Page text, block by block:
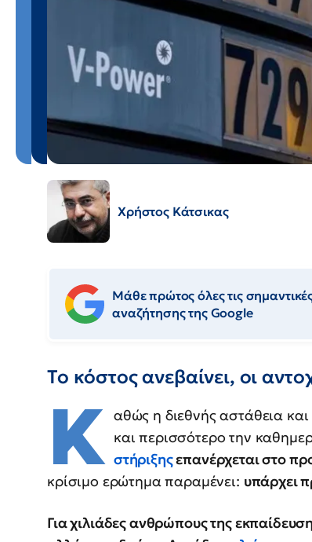
Χρήστος Κάτσικας
Μάθε πρώτος όλες τις
αναζήτησης της Google
Το κόστος ανεβαίνει, οι
Κ αθώς η διεθνής αστάθεια και
και περισσότερο την
στήριξηςεπανέρχεται στο
κρίσιμο ερώτημα παραμένει: υπάρχει
Για χιλιάδες ανθρώπους της